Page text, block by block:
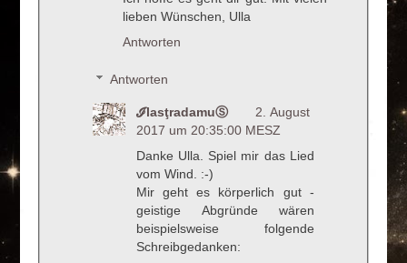
lieben Wünschen, Ulla
Antworten
Antworten
ℐlasţradamuⓈ
2. August
2017 um 20:35:00 MESZ
Danke Ulla. Spiel mir das Lied
vom Wind. :-)
Mir geht es körperlich gut -
geistige Abgründe wären
beispielsweise folgende
Schreibgedanken: